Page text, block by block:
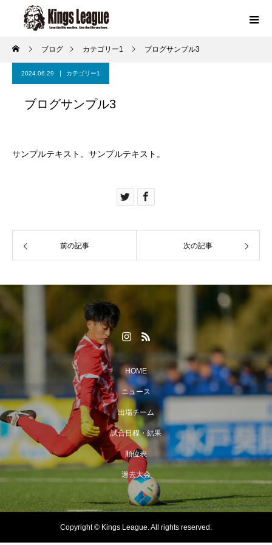
ブログ カテゴリー1 ブログサンプル3
2024.06.29 カテゴリー1
ブログサンプル3
サンプルテキスト。サンプルテキスト。
前の記事 次の記事
HOME
ニュース
出場チーム
試合日程・結果
順位表
過去大会
Copyright © Kings League. All rights reserved.